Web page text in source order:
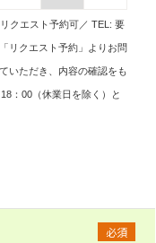
クエスト予約可／ TEL: 要
リクエスト予約」よりお問
いただき、内容の確認をも
：00（休業日を除く）と
必須